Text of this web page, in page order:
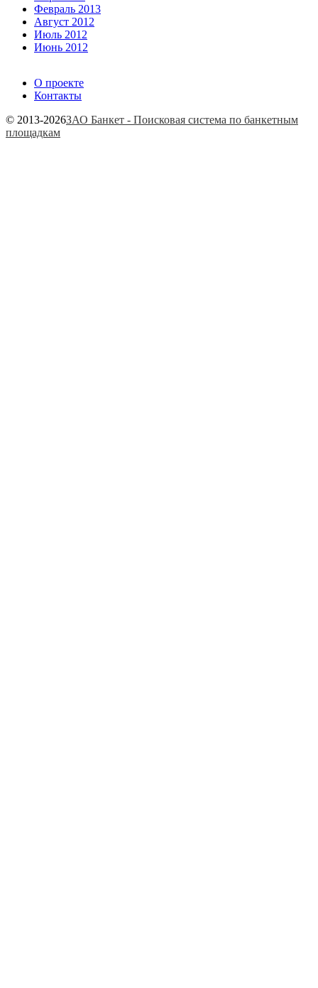
Февраль 2013
Август 2012
Июль 2012
Июнь 2012
О проекте
Контакты
© 2013-2026ЗАО Банкет - Поисковая система по банкетным
площадкам